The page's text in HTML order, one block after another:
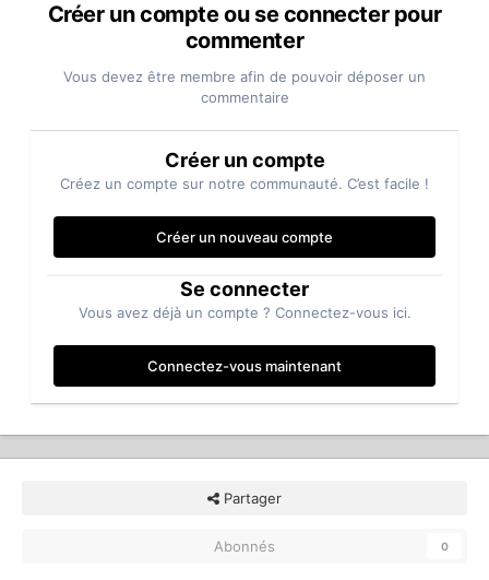
Créer un compte ou se connecter pour
commenter
Vous devez être membre afin de pouvoir déposer un
commentaire
Créer un compte
Créez un compte sur notre communauté. C’est facile !
Créer un nouveau compte
Se connecter
Vous avez déjà un compte ? Connectez-vous ici.
Connectez-vous maintenant
Partager
Abonnés 0